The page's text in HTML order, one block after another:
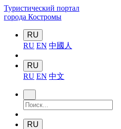
Туристический портал
города Костромы
RU
RU EN 中國人
RU
RU EN 中文
RU